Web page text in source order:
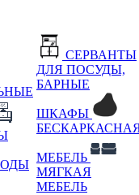
СЕРВАНТЫ
ДЛЯ ПОСУДЫ,
БАРНЫЕ
ШКАФЫ
МЕБЕЛЬ
МЯГКАЯ
МЕБЕЛЬ